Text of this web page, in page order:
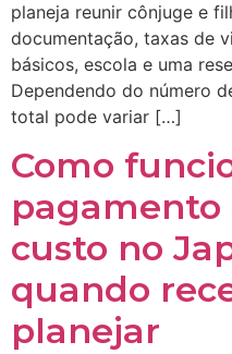
planeja reunir cônjuge e
documentação, taxas de
básicos, escola e uma
Dependendo do número
total pode variar […]
Como
pagamento
custo no
quando
planejar